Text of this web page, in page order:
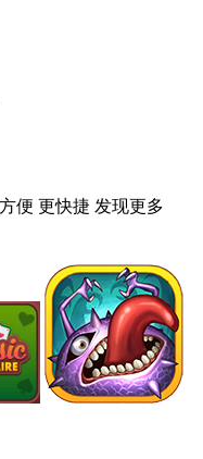
便 更快捷 发现更多